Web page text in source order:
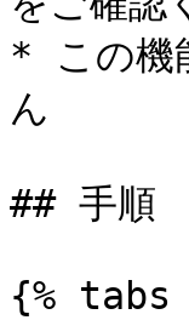
* この機
ん
## 手順
{% tabs